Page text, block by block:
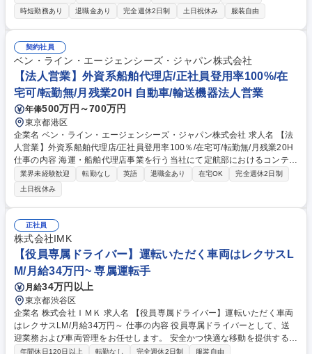
ポジションです。（レクサスLSクラス、センチュリーを想定） 【詳
細】・会社⇔外出先⇔自宅他を社用車で送迎・基本的には同じ役員 ・車両
を担当 ・車両管理（点検、洗車、清掃、メンテナンス） ・社用車は大型
セダン（国産）ほか ・送迎のスケジュール調整、役員秘書との打ち合わ
せ、経路確認 ・その他庶務、総務業務、特命事項等 募集職種 【役員運転
手/（総務部所属）】プライム市場上場／離職率5%以下/
時短勤務あり
退職金あり 完全週休2日制 土日祝休み 服装自由
契約社員
ベン・ライン・エージェンシーズ・ジャパン株式会社
【法人営業】外資系船舶代理店/正社員登用率100%/在
宅可/転勤無/月残業20H 自動車/輸送機器法人営業
年俸500万円～700万円
東京都港区
企業名 ベン・ライン・エージェンシーズ・ジャパン株式会社 求人名 【法
人営業】外資系船舶代理店/正社員登用率100％/在宅可/転勤無/月残業20H
仕事の内容 海運・船舶代理店事業を行う当社にて定航部におけるコンテナ
船社の代理店営業をお任せします。既存顧客への提案や見積対応、新規開
拓を通じて最適なソリューションを提供し関係構築を図る重要ポジション
です。 ■既存顧客への営業活動、見積り・料金依頼への対応、および新規
顧客開拓■顧客の課題に対する最適なソリューション提案と良好な関係性
の維持 ■顧客からの問合せ・トラブル対応および解決策の提案■社内関連
部署（CS・オペレーション等）との円滑な連携による高品質サービスの
提供 ■社内公用語である英語を用いた会議への参加やメール対応 募集職種
【法人営業】外資系船舶代理店/正社員登用率100％/在宅可/転勤無/月残業
20H
業界未経験歓迎 転勤なし 英語 退職金あり 在宅OK
完全週休2日制
土日祝休み
正社員
株式会社IMK
【役員専属ドライバー】運転いただく車両はレクサスL
M/月給34万円~ 専属運転手
月給34万円以上
東京都渋谷区
企業名 株式会社ＩＭＫ 求人名 【役員専属ドライバー】運転いただく車両
はレクサスLM/月給34万円～ 仕事の内容 役員専属ドライバーとして、送
迎業務および車両管理をお任せします。 安全かつ快適な移動を提供する、
重要なポジションです。また、運転業務だけでなく、車両のコンディショ
年間休日120日以上 転勤なし 完全週休2日制 服装自由